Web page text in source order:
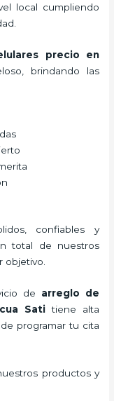
local cumpliendo
precio
en
brindando las
confiables y
total de nuestros
objetivo.
de arreglo de
Sati tiene alta
programar tu cita
productos y